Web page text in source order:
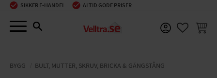
Menu
SIKKER E-HANDEL ALTID GODE PRISER
BYGG BULT, MUTTER, SKRUV, BRICKA & GÄNGSTÅNG